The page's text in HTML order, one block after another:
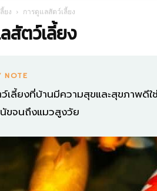
ยง การดูแลสัตว์เลี้ยง
สัตว์เลี้ยง
NOTE
เลี้ยงที่บ้านมีความสุขและสุขภาพดีใ
ขจนถึงแมวสูงวัย